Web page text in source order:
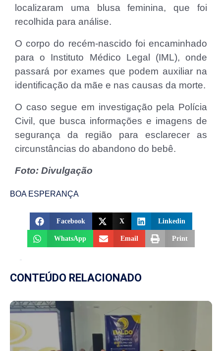
localizaram uma blusa feminina, que foi
recolhida para análise.
O corpo do recém-nascido foi encaminhado
para o Instituto Médico Legal (IML), onde
passará por exames que podem auxiliar na
identificação da mãe e nas causas da morte.
O caso segue em investigação pela Polícia
Civil, que busca informações e imagens de
segurança da região para esclarecer as
circunstâncias do abandono do bebê.
Foto: Divulgação
BOA ESPERANÇA
Facebook X Linkedin
WhatsApp Email Print
CONTEÚDO RELACIONADO